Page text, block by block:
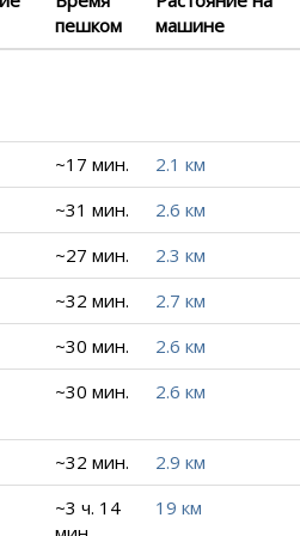
пешком
машине
~17 мин. 2.1 км
~31 мин. 2.6 км
~27 мин. 2.3 км
~32 мин. 2.7 км
~30 мин. 2.6 км
~30 мин. 2.6 км
~32 мин. 2.9 км
~3 ч. 14
19 км